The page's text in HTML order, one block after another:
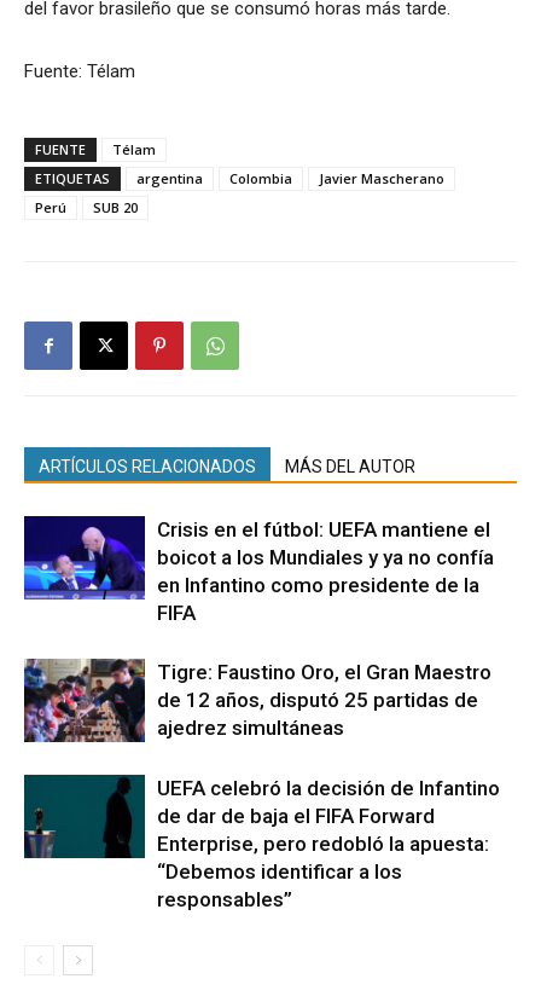
del favor brasileño que se consumó horas más tarde.
Fuente: Télam
FUENTE
Télam
ETIQUETAS
argentina Colombia
Javier Mascherano
Perú
SUB 20
ARTÍCULOS RELACIONADOS MÁS DEL AUTOR
Crisis en el fútbol: UEFA mantiene el
boicot a los Mundiales y ya no confía
en Infantino como presidente de la
FIFA
Tigre: Faustino Oro, el Gran Maestro
de 12 años, disputó 25 partidas de
ajedrez simultáneas
UEFA celebró la decisión de Infantino
de dar de baja el FIFA Forward
Enterprise, pero redobló la apuesta:
“Debemos identificar a los
responsables”